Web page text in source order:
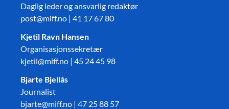
Daglig leder og ansvarlig redaktør
post@miff.no | 41 17 67 80
Kjetil Ravn Hansen
Organisasjonssekretær
kjetil@miff.no | 45 24 45 98
Bjarte Bjellås
Journalist
bjarte@miff.no | 47 25 88 57